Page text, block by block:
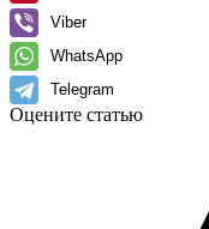
Viber
WhatsApp
Telegram
Оцените статью